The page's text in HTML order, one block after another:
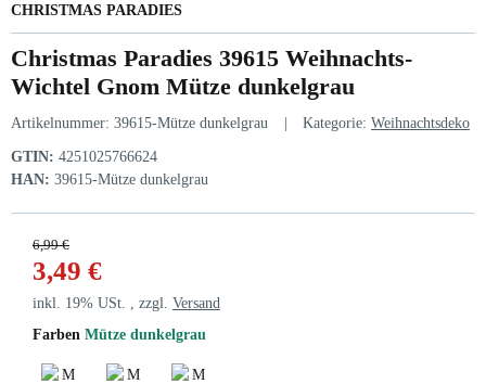
CHRISTMAS PARADIES
Christmas Paradies 39615 Weihnachts-
Wichtel Gnom Mütze dunkelgrau
Artikelnummer: 39615-Mütze dunkelgrau Kategorie: Weihnachtsdeko
GTIN: 4251025766624
HAN: 39615-Mütze dunkelgrau
6,99 €
3,49 €
inkl. 19% USt. , zzgl. Versand
Farben Mütze dunkelgrau